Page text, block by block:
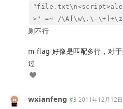
>" =~ /\A[\w\.\-
则不行
m flag 好像是匹配多行，对
过
wxianfeng #3 2011年12月12日